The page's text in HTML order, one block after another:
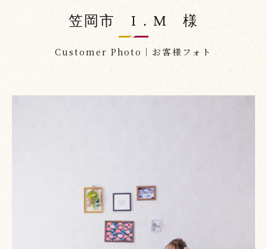
Customer Photo｜お客様フォト
笠岡市 I．M 様